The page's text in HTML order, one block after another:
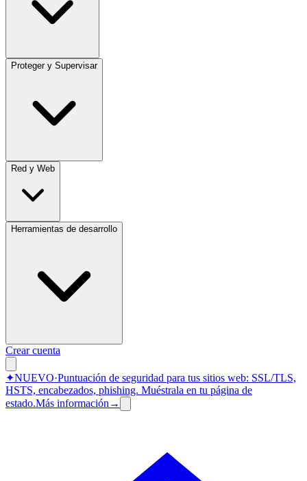
Proteger y Supervisar
Red y Web
Herramientas de desarrollo
Crear cuenta
✦NUEVO·Puntuación de seguridad para tus sitios web: SSL/TLS,
HSTS, encabezados, phishing. Muéstrala en tu página de
estado.Más información →